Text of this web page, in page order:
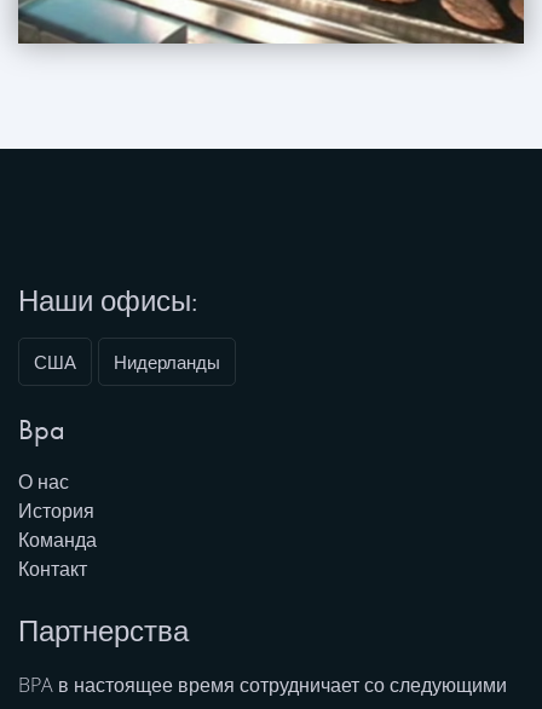
Наши офисы:
США Нидерланды
Bpa
О нас
История
Команда
Контакт
Партнерства
BPA в настоящее время сотрудничает со следующими